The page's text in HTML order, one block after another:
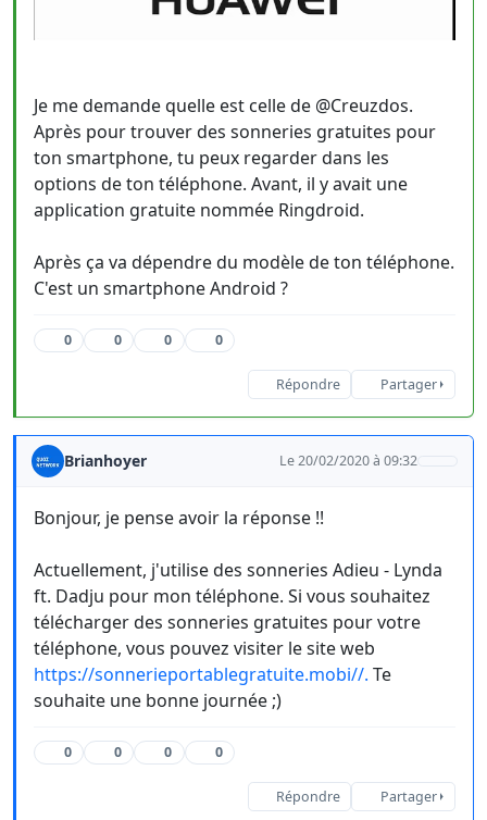
Je me demande quelle est celle de @Creuzdos.
Après pour trouver des sonneries gratuites pour
ton smartphone, tu peux regarder dans les
options de ton téléphone. Avant, il y avait une
application gratuite nommée Ringdroid.
Après ça va dépendre du modèle de ton téléphone.
C'est un smartphone Android ?
0 0 0 0
Répondre Partager
Brianhoyer Le 20/02/2020 à 09:32
Bonjour, je pense avoir la réponse !!
Actuellement, j'utilise des sonneries Adieu - Lynda
ft. Dadju pour mon téléphone. Si vous souhaitez
télécharger des sonneries gratuites pour votre
téléphone, vous pouvez visiter le site web
https://sonnerieportablegratuite.mobi//. Te
souhaite une bonne journée ;)
0 0 0 0
Répondre Partager